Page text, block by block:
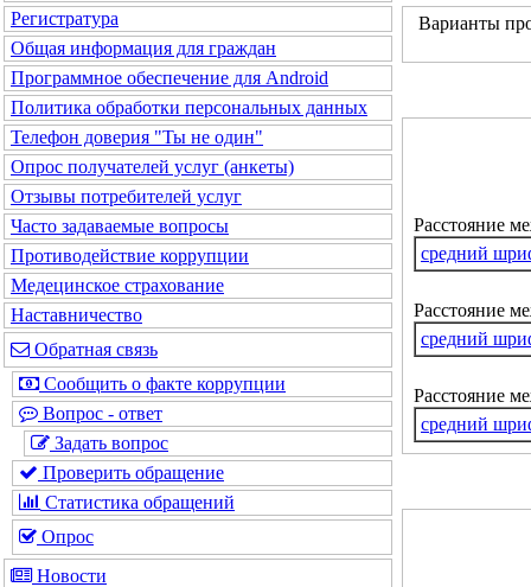
Регистратура
Общая информация для граждан
Программное обеспечение для Android
Политика обработки персональных данных
Телефон доверия "Ты не один"
Опрос получателей услуг (анкеты)
Отзывы потребителей услуг
Часто задаваемые вопросы
Противодействие коррупции
Медецинское страхование
Наставничество
Обратная связь
Сообщить о факте коррупции
Вопрос - ответ
Задать вопрос
Проверить обращение
Статистика обращений
Опрос
Новости
Варианты
Расстояние
средний
Расстояние
средний
Расстояние
средний